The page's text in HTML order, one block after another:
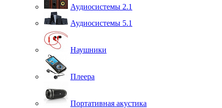
Аудиосистемы 2.1
Аудиосистемы 5.1
Наушники
Плеера
Портативная акустика